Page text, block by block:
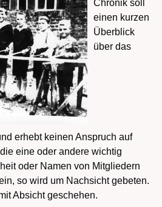
Chronik soll
einen kurzen
Überblick
über das
erhebt keinen Anspruch auf
eine oder andere wichtig
oder Namen von Mitgliedern
so wird um Nachsicht gebeten.
Absicht geschehen.